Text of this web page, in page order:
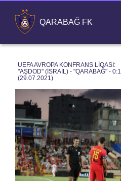
QARABAĞ FK
UEFA AVROPA KONFRANS LIQASI:
"AŞDOD" (İSRAIL) - "QARABAĞ" - 0:1
(29.07.2021)